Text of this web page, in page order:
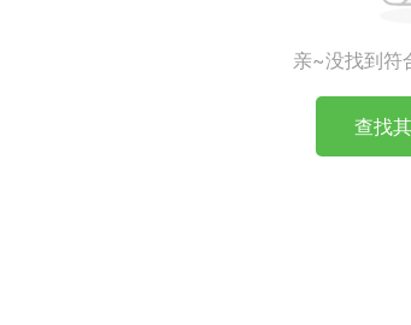
亲~没找到符
查找